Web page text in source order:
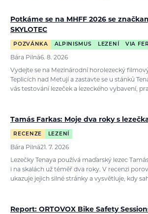
Potkáme se na MHFF 2026 se
SKYLOTEC
POZVÁNKA ALPINISMUS LEZENÍ VIA
Bára Pilná6. 8. 2026
Vydejte se na Mezinárodní horolezecký
Teplicích nad Metují a zastavte se u stánků
vás testování lezeček a lezeckého vybavení,
Tamás Farkas: Moje dva roky s
RECENZE LEZENÍ
Bára Pilná21. 7. 2026
Lezečky Tenaya používá maďarský lezec
i na skalách už téměř dva roky. V recenzi
ukazuje jejich silné stránky a vysvětluje, kdy
Report: ORTOVOX Bike Safety